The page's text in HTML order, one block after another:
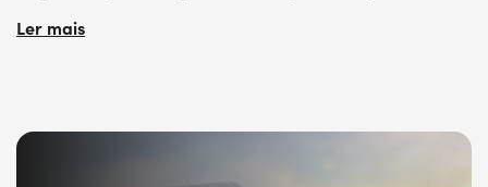
Escolha entre uma vasta gama de ofertas de aluguer de
para o ajudar a escolher a solução de mobilidade mais
adequada para si e alugar o seu próximo carro a longo